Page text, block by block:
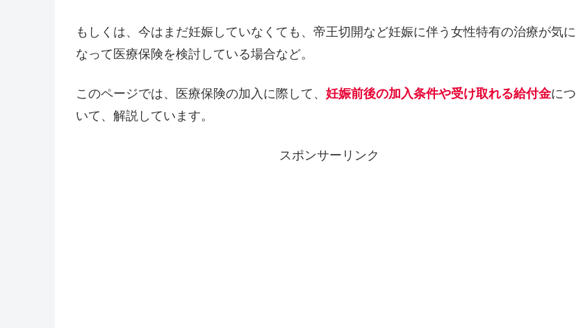
もしくは、今はまだ妊娠していなくても、帝王切開など妊娠に伴う女性特有の治療が気に
なって医療保険を検討している場合など。
このページでは、医療保険の加入に際して、 妊娠前後の加入条件や受け取れる給付金につ
いて、解説しています。
スポンサーリンク